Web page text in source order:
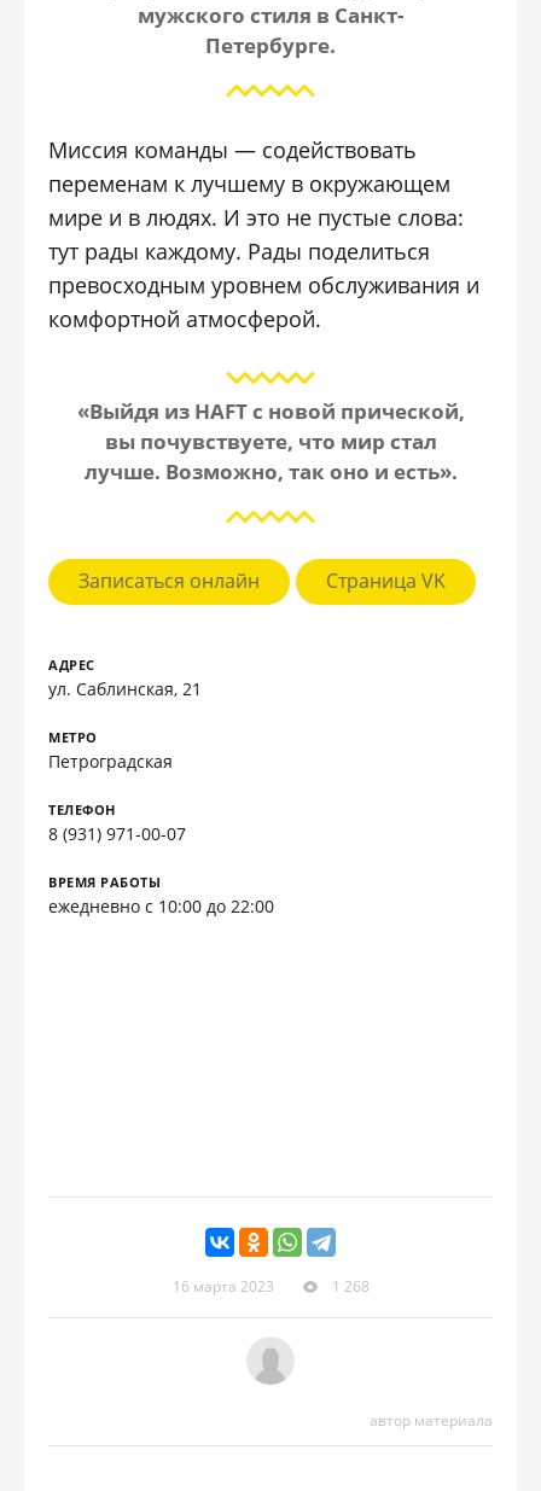
мужского стиля в Санкт-
Петербурге.
Миссия команды — содействовать
переменам к лучшему в окружающем
мире и в людях. И это не пустые слова:
тут рады каждому. Рады поделиться
превосходным уровнем обслуживания и
комфортной атмосферой.
«Выйдя из HAFT с новой прической,
вы почувствуете, что мир стал
лучше. Возможно, так оно и есть».
Записаться онлайн Страница VK
АДРЕС
ул. Саблинская, 21
МЕТРО
Петроградская
ТЕЛЕФОН
8 (931) 971-00-07
ВРЕМЯ РАБОТЫ
ежедневно с 10:00 до 22:00
16 марта 2023 1 268
автор материала